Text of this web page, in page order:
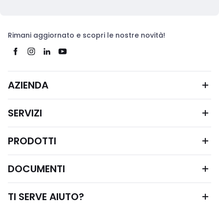
Rimani aggiornato e scopri le nostre novità!
AZIENDA
SERVIZI
PRODOTTI
DOCUMENTI
TI SERVE AIUTO?